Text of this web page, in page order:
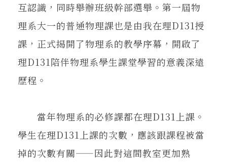
互認識，同時舉辦班級幹部選舉。第一屆物
理系大一的普通物理課也是由我在理D131授
課，正式揭開了物理系的教學序幕，開啟了
理D131陪伴物理系學生課堂學習的意義深遠
歷程。
當年物理系的必修課都在理D131上課。
學生在理D131上課的次數，應該跟課程被當
掉的次數有關——因此對這間教室更加熟